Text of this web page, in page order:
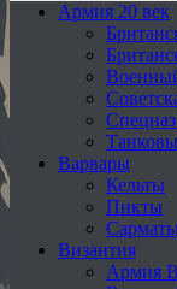
Армия 20 век
Варвары
Кельты
Пикты
Византия
Армия